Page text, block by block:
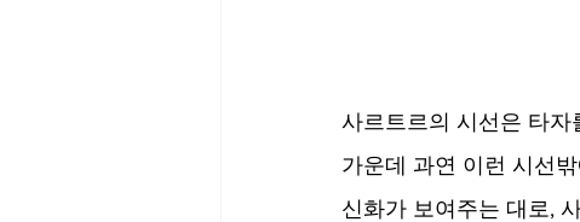
사르트르의 시선은 타자
가운데 과연 이런 시선
신화가 보여주는 대로,